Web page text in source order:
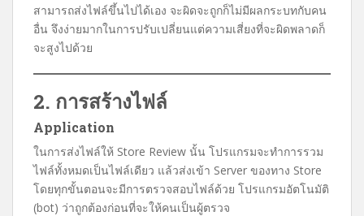
สามารถส่งไฟล์ขึ้นไปได้เอง จะผิดจะถูกก็ไม่มีผลกระบทกับคน
อื่น จึงง่ายมากในการปรับเปลี่ยนแต่ความเสี่ยงที่จะผิดพลาดก็
จะสูงไปด้วย
2. การสร้างไฟล์
Application
ในการส่งไฟล์ให้ Store Review นั้น โปรแกรมจะทำการรวม
ไฟล์ทั้งหมดเป็นไฟล์เดียว แล้วส่งเข้า Server ของทาง Store
โดยทุกขั้นตอนจะมีการตรวจสอบไฟล์ด้วย โปรแกรมอัตโนมัติ
(bot) ว่าถูกต้องก่อนที่จะให้คนเป็นผู้ตรวจ